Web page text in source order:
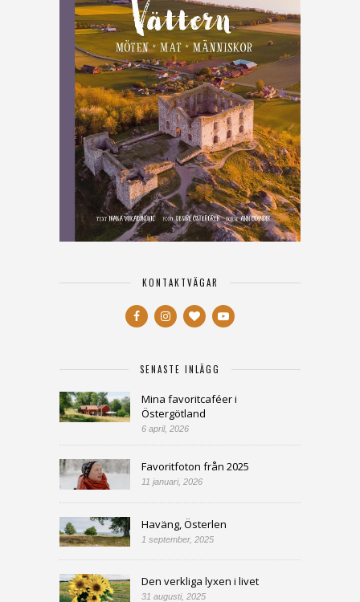
KONTAKTVÄGAR
SENASTE INLÄGG
Mina favoritcaféer i
Östergötland
6 april, 2026
Favoritfoton från 2025
11 januari, 2026
Haväng, Österlen
1 september, 2025
Den verkliga lyxen i livet
31 augusti, 2025